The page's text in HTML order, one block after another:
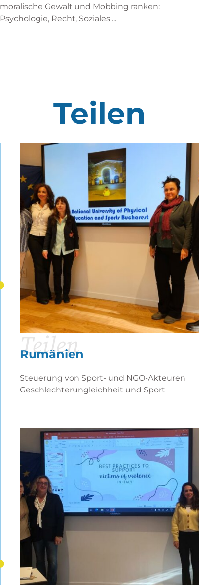
moralische Gewalt und Mobbing ranken:
Psychologie, Recht, Soziales ...
Teilen
Rumänien
Teilen
Steuerung von Sport- und NGO-Akteuren
Geschlechterungleichheit und Sport